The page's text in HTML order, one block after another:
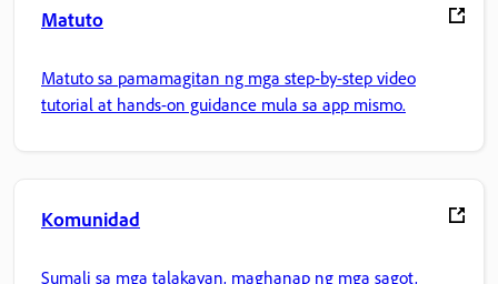
Matuto
Matuto sa pamamagitan ng mga step-by-step video
tutorial at hands-on guidance mula sa app mismo.
Komunidad
Sumali sa mga talakayan, maghanap ng mga sagot,